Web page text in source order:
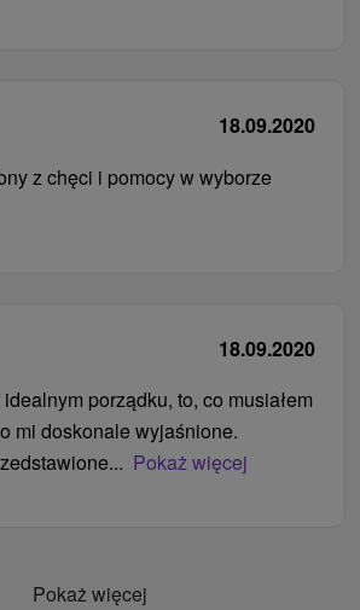
18.09.2020
z chęci i pomocy w wyborze
18.09.2020
porządku, to, co musiałem
mi doskonale wyjaśnione.
Pokaż więcej
Pokaż więcej